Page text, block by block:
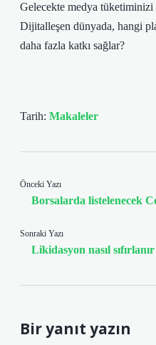
Gelecekte medya tüketiminizi
Dijitalleşen dünyada, hangi
daha fazla katkı sağlar?
Tarih: Makaleler
Önceki Yazı
Borsalarda listelenecek
Sonraki Yazı
Likidasyon nasıl sıfırlanır
Bir yanıt yazın